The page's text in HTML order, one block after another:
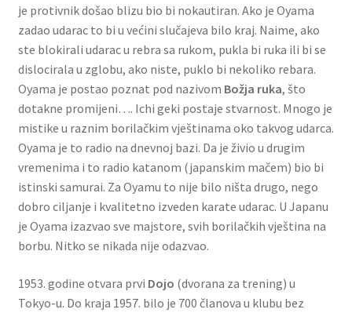
je protivnik došao blizu bio bi nokautiran. Ako je Oyama
zadao udarac to bi u većini slučajeva bilo kraj. Naime, ako
ste blokirali udarac u rebra sa rukom, pukla bi ruka ili bi se
dislocirala u zglobu, ako niste, puklo bi nekoliko rebara.
Oyama je postao poznat pod nazivom Božja ruka, što
dotakne promijeni…. Ichi geki postaje stvarnost. Mnogo je
mistike u raznim borilačkim vještinama oko takvog udarca.
Oyama je to radio na dnevnoj bazi. Da je živio u drugim
vremenima i to radio katanom (japanskim mačem) bio bi
istinski samurai. Za Oyamu to nije bilo ništa drugo, nego
dobro ciljanje i kvalitetno izveden karate udarac. U Japanu
je Oyama izazvao sve majstore, svih borilačkih vještina na
borbu. Nitko se nikada nije odazvao.
1953. godine otvara prvi Dojo (dvorana za trening) u
Tokyo-u. Do kraja 1957. bilo je 700 članova u klubu bez